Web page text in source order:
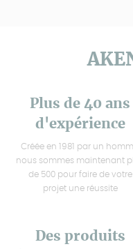
Plus de 40 ans
d'expérience
Créée en 1981 par un
nous sommes maintenant
de 500 pour faire de votre
projet une réussite
Des produits